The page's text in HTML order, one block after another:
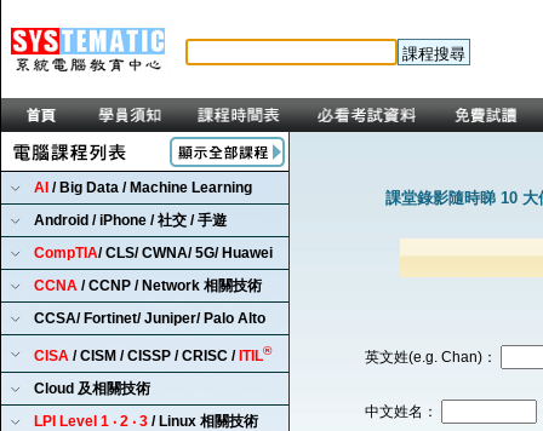
AI / Big Data / Machine Learning
Android / iPhone / 社交 / 手遊
CompTIA/ CLS/ CWNA/ 5G/ Huawei
CCNA / CCNP / Network 相關技術
CCSA/ Fortinet/ Juniper/ Palo Alto
CISA / CISM / CISSP / CRISC / ITIL®
Cloud 及相關技術
LPI Level 1 ‧ 2 ‧ 3 / Linux 相關技術
課堂錄影隨時睇 10 大
英文姓(e.g. Chan)：
中文姓名：